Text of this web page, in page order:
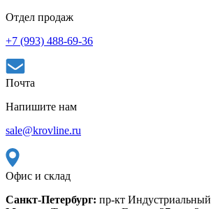
Отдел продаж
+7 (993) 488-69-36
Почта
Напишите нам
sale@krovline.ru
Офис и склад
Санкт-Петербург: пр-кт